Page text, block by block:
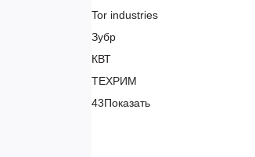
Tor industries
Зубр
КВТ
ТЕХРИМ
43Показать